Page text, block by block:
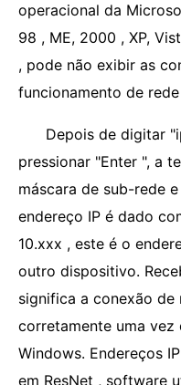
operacional da
98 , ME, 2000 , XP,
, pode não exibir as
funcionamento de rede
Depois de digitar
pressionar "Enter ", a
máscara de sub-rede
endereço IP é dado
10.xxx , este é o
outro dispositivo.
significa a conexão de
corretamente uma vez
Windows. Endereços
em ResNet , software